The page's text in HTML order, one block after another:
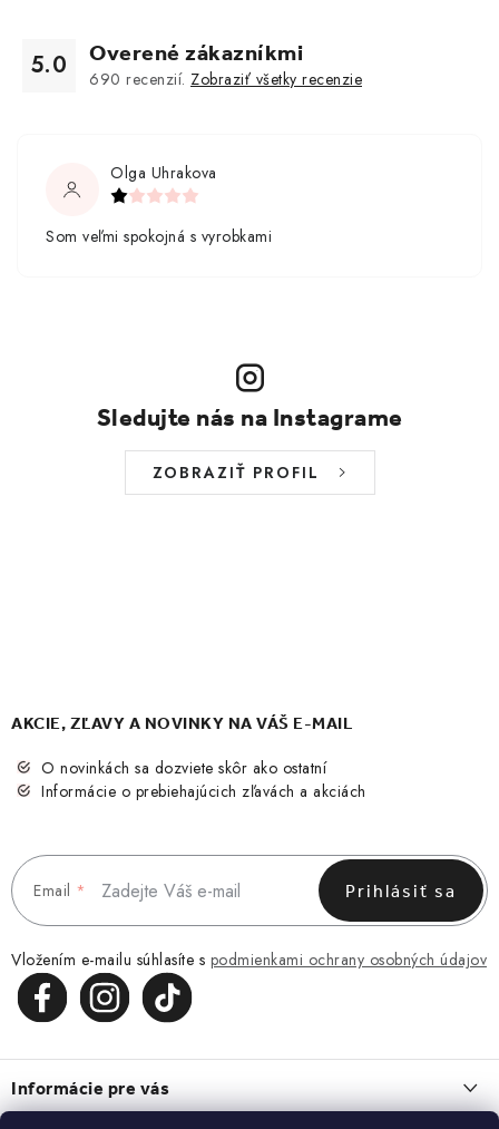
5.0 Overené zákazníkmi
690 recenzií. Zobraziť všetky recenzie
Olga Uhrakova
Som veľmi spokojná s vyrobkami
Sledujte nás na Instagrame
ZOBRAZIŤ PROFIL
AKCIE, ZĽAVY A NOVINKY NA VÁŠ E-MAIL
O novinkách sa dozviete skôr ako ostatní
Informácie o prebiehajúcich zľavách a akciách
Email
Vložením e-mailu súhlasíte s podmienkami ochrany osobných údajov
Prihlásiť sa
á
pInformácie pre vás